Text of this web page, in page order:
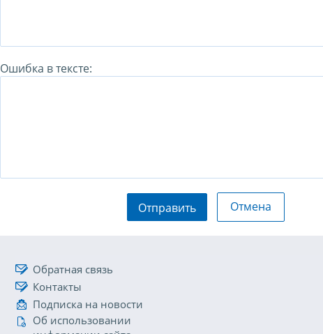
Ошибка в тексте:
Отправить Отмена
Обратная связь
Контакты
Подписка на новости
Об использовании